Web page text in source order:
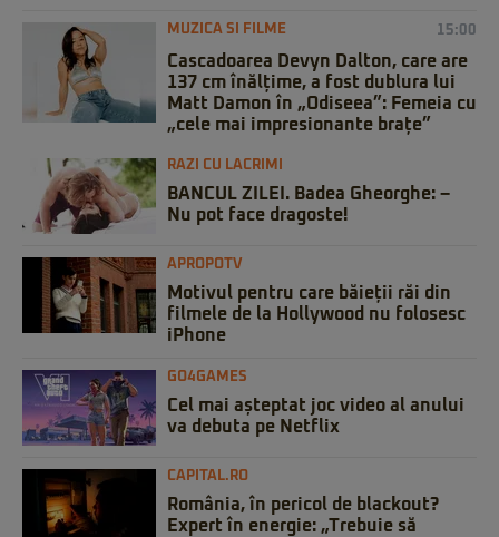
MUZICA SI FILME 15:00
Cascadoarea Devyn Dalton, care are
137 cm înălțime, a fost dublura lui
Matt Damon în „Odiseea”: Femeia cu
„cele mai impresionante brațe”
RAZI CU LACRIMI
BANCUL ZILEI. Badea Gheorghe: –
Nu pot face dragoste!
APROPOTV
Motivul pentru care băieții răi din
filmele de la Hollywood nu folosesc
iPhone
GO4GAMES
Cel mai așteptat joc video al anului
va debuta pe Netflix
CAPITAL.RO
România, în pericol de blackout?
Expert în energie: „Trebuie să